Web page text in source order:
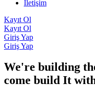
İletişim
Kayıt Ol
Kayıt Ol
Giriş Yap
Giriş Yap
We're building
come build It